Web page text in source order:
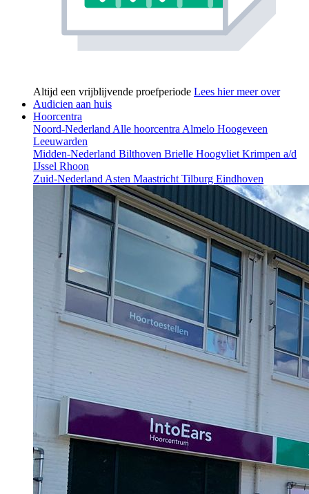
Altijd een vrijblijvende proefperiode Lees hier meer over
Audicien aan huis
Hoorcentra
Noord-Nederland Alle hoorcentra Almelo Hoogeveen
Leeuwarden
Midden-Nederland Bilthoven Brielle Hoogvliet Krimpen a/d
IJssel Rhoon
Zuid-Nederland Asten Maastricht Tilburg Eindhoven